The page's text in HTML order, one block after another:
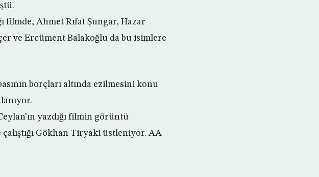
filmde, Ahmet Rıfat Şungar, Hazar
ve Ercüment Balakoğlu da bu isimlere
borçları altında ezilmesini konu
yazdığı filmin görüntü
Gökhan Tiryaki üstleniyor. AA